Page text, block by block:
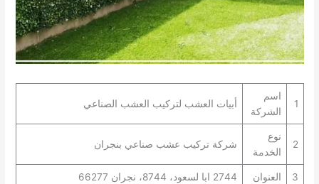
1
اسم
الشركة
أبيات العشب لتركيب العشب الصناعي
2
نوع
الخدمة
شركة تركيب عشب صناعي بنجران
3 العنوان 2744 ابا لسعود، 8744، نجران 66277